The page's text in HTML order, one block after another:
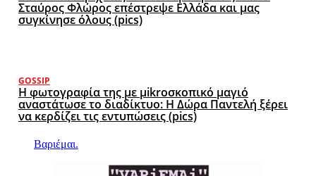
Σταύρος Φλώρος επέστρεψε Ελλάδα και μας
συγκίνησε όλους (pics)
GOSSIP
Η φωτογραφία της με μikroσκοπικό μαγιό
αναστάτωσε το διαδίκτυο: Η Δώρα Παντελή ξέρει
να κερδίζει τις εντυπώσεις (pics)
Βαριέμαι.